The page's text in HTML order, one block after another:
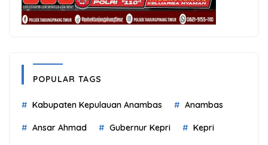
POPULAR TAGS
Kabupaten Kepulauan Anambas Anambas
Ansar Ahmad Gubernur Kepri Kepri